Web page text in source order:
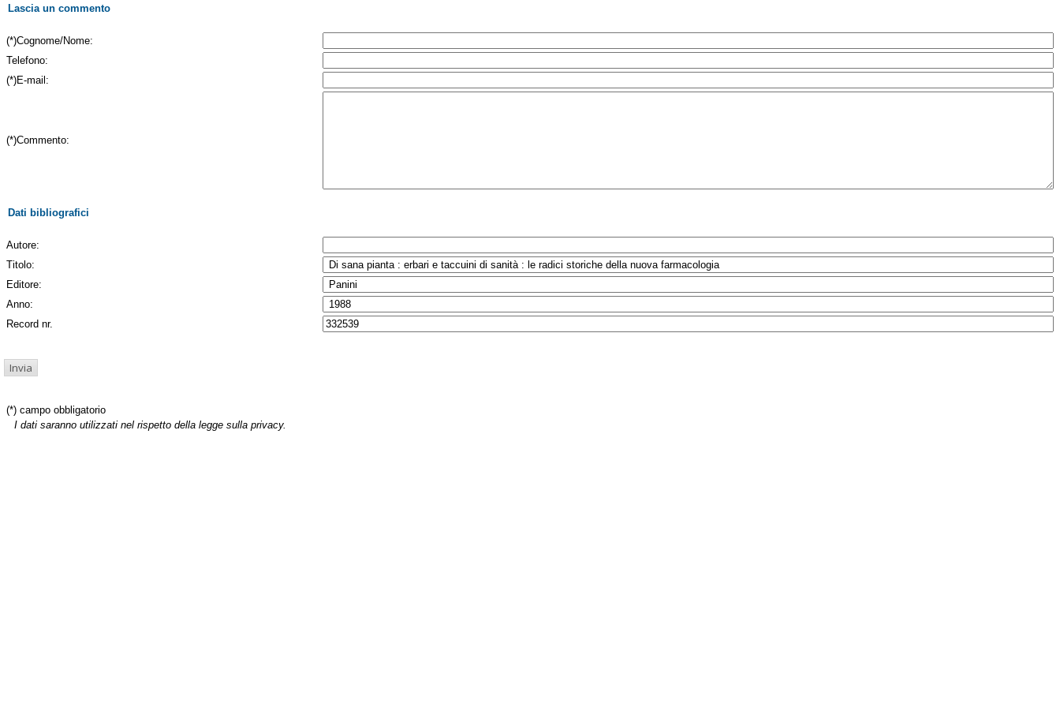
Lascia un commento
(*)Cognome/Nome:
Telefono:
(*)E-mail:
(*)Commento:
Dati bibliografici
Autore:
Titolo:
Editore:
Anno:
Record nr.
(*) campo obbligatorio
I dati saranno utilizzati nel rispetto della legge sulla privacy.